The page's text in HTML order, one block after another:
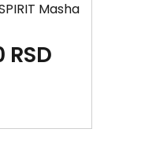
Masha
RSD